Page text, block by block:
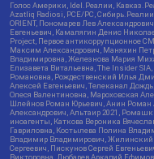
Голос Америки, Idel.Реалии,
Azatliq Radiosi, PCE/PC,
ORIENT, Пономарев Лев
Евгеньевич, Камалягин Денис
Project, Первое антикоррупционное
Максим Александрович, Маняхин
Владимировна, Железнова Мария
Елизавета Витальевна, The Insider
Романовна, Рождественский Илья
Алексей Евгеньевич, Телеканал
Олеся Валентиновна, Мароховская
Шлейнов Роман Юрьевич, Анин Роман
Александрович, Альтаир 2021,
иноагенты, Каткова Вероника
Гавриловна, Костылева Полина
Владимир Владимирович, Жилинский
Сергеевич, Пискунов Сергей